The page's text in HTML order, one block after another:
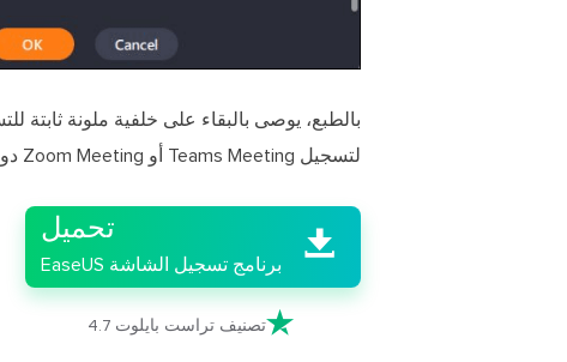
بالطبع، يوصى بالبقاء على خلفية ملونة ثابتة
لتسجيل Teams Meeting أو Zoom Meeting دون إذن المضيف على نظام Mac.

 تحميل
برنامج تسجيل الشاشة EaseUS
تصنيف تراست بايلوت 4.7